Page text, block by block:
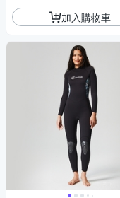
加入購物車